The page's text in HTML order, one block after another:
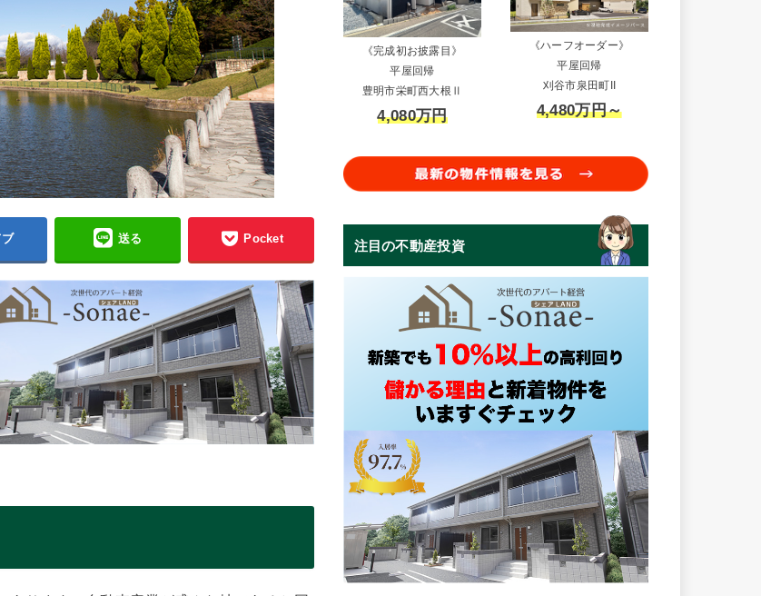
ブ 送る Pocket
《完成初お披露目》
平屋回帰
豊明市栄町西大根Ⅱ
4,080万円
《ハーフオーダー》
平屋回帰
刈谷市泉田町II
4,480万円～
注目の不動産投資